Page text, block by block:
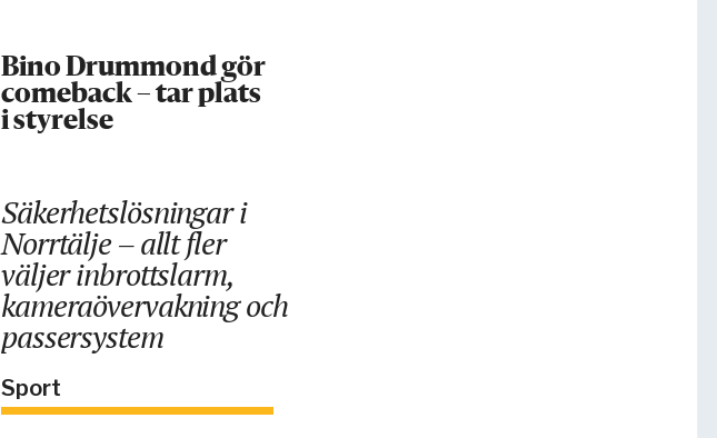
Bino Drummond gör
comeback – tar plats
i styrelse
Säkerhetslösningar i
Norrtälje – allt fler
väljer inbrottslarm,
kameraövervakning och
passersystem
Sport